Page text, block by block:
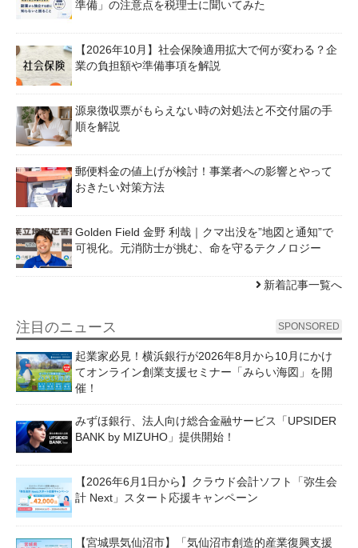
準備」の注意点を税理士に聞いてみた
【2026年10月】社会保険適用拡大で何が変わる？企
業の負担額や準備事項を解説
源泉徴収票がもらえない時の対処法と不交付届の手
順を解説
郵便料金の値上げが検討！事業者への影響とやって
おきたい対策方法
Golden Field 金野 利哉｜クマ出没を”地図と通知”で
可視化。元消防士が挑む、命を守るテクノロジー
新着記事一覧へ
注目のニュース SPONSORED
起業家必見！横浜銀行が2026年8月から10月にかけ
てオンライン創業支援セミナー「みらい海図」を開
催！
みずほ銀行、法人向け総合金融サービス「UPSIDER
BANK by MIZUHO」提供開始！
【2026年6月1日から】クラウド会計ソフト「弥生会
計 Next」スタート応援キャンペーン
【宮城県気仙沼市】「気仙沼市創造的産業復興支援